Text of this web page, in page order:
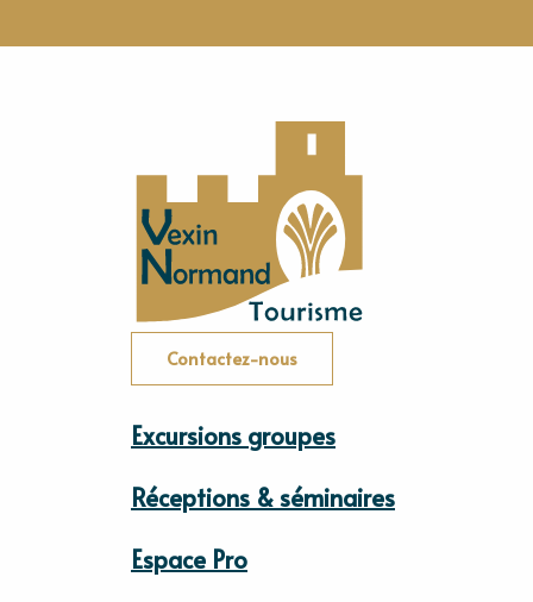
Contactez-nous
Excursions groupes
Réceptions & séminaires
Espace Pro